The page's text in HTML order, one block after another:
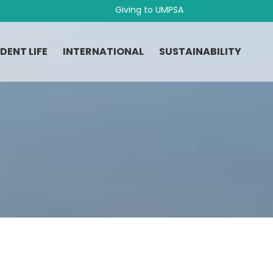
Giving to UMPSA
LIFE INTERNATIONAL SUSTAINABILITY